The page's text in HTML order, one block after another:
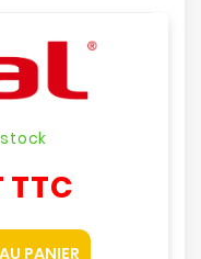
stock
TTC
PANIER